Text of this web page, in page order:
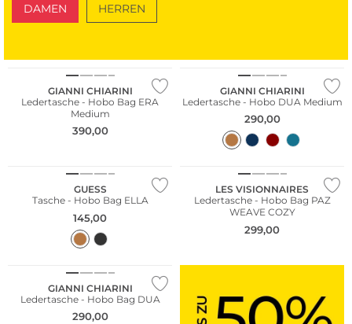
DAMEN HERREN
GIANNI CHIARINI
Ledertasche - Hobo Bag ERA
Medium
390,00
GIANNI CHIARINI
Ledertasche - Hobo DUA Medium
290,00
GUESS
Tasche - Hobo Bag ELLA
145,00
LES VISIONNAIRES
Ledertasche - Hobo Bag PAZ
WEAVE COZY
299,00
GIANNI CHIARINI
Ledertasche - Hobo Bag DUA
290,00